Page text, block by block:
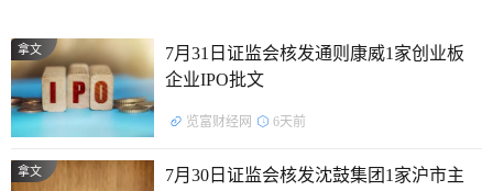
拿文
7月31日证监会核发通则康威1家创业板
企业IPO批文
览富财经网 6天前
拿文
7月30日证监会核发沈鼓集团1家沪市主